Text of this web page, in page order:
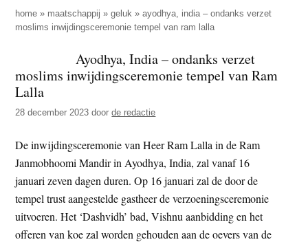
p
d
z
e
s
t
e
i
n
n
d
e
e
s
i
t
e
home » maatschappij »geluk »ayodhya, india – ondanks verzet
moslims inwijdingsceremonie tempel van ram lalla
Ayodhya, India – ondanks verzet
moslims inwijdingsceremonie tempel van Ram
Lalla
28 december 2023 doorde redactie
De inwijdingsceremonie van Heer Ram Lalla in de Ram
Janmobhoomi Mandir in Ayodhya, India, zal vanaf 16
januari zeven dagen duren. Op 16 januari zal de door de
tempel trust aangestelde gastheer de verzoeningsceremonie
uitvoeren. Het ‘Dashvidh’ bad, Vishnu aanbidding en het
offeren van koe zal worden gehouden aan de oevers van de